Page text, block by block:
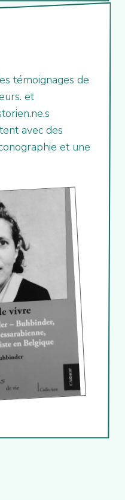
témoignages de
et
avec des
et une